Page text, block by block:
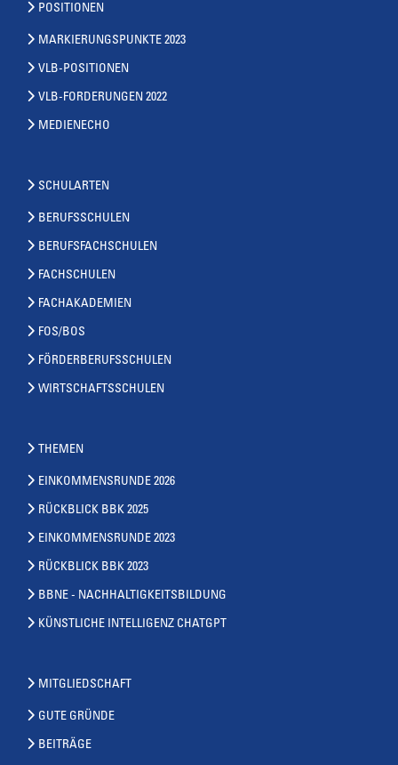
POSITIONEN
MARKIERUNGSPUNKTE 2023
VLB-POSITIONEN
VLB-FORDERUNGEN 2022
MEDIENECHO
SCHULARTEN
BERUFSSCHULEN
BERUFSFACHSCHULEN
FACHSCHULEN
FACHAKADEMIEN
FOS/BOS
FÖRDERBERUFSSCHULEN
WIRTSCHAFTSSCHULEN
THEMEN
EINKOMMENSRUNDE 2026
RÜCKBLICK BBK 2025
EINKOMMENSRUNDE 2023
RÜCKBLICK BBK 2023
BBNE - NACHHALTIGKEITSBILDUNG
KÜNSTLICHE INTELLIGENZ CHATGPT
MITGLIEDSCHAFT
GUTE GRÜNDE
BEITRÄGE